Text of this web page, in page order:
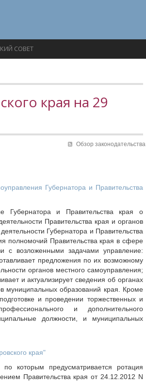
СОВЕТ
края на 29
Обзор законодательства
Губернатора и Правительства
Губернатора и Правительства края о
Правительства края и органов
Губернатора и Правительства
полномочий Правительства края в сфере
с возложенными задачами управление:
предложения по их возможному
органов местного самоуправления;
и актуализирует сведения об органах
муниципальных образований края. Кроме
и проведении торжественных и
и дополнительного
должности, и муниципальных
края"
которым предусматривается ротация
Правительства края от 24.12.2012 N